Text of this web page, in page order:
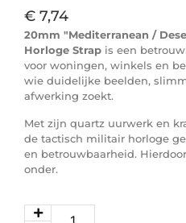
€ 7,74
20mm "Mediterranean /
Horloge Strap is een
voor woningen, winkels en
wie duidelijke beelden,
afwerking zoekt.
Met zijn quartz uurwerk en
de tactisch militair horloge
en betrouwbaarheid.
onder.